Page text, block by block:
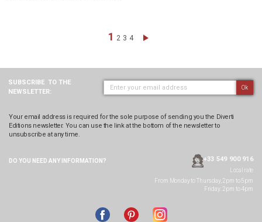
Page
You're currently reading page
1 Page
2 Page
3 Page
4 Page
Next
SUBSCRIBE TO THE
NEWSLETTER:
Ok
Your email address is required for the sole purpose of sending you the Diverti
Editions newsletter. You can use the link at the bottom of the newsletter to
unsubscribe at any time.
DO YOU NEED ANY INFORMATION? +33 549 900 916
Local rate
From Monday to Thursday, 2pm to 5pm
Friday: 2pm to 4pm